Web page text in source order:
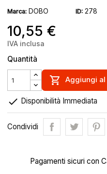
Marca: DOBO ID: 278
10,55 €
IVA inclusa
Quantità
 Aggiungi
 Disponibilità Immediata
Condividi
Pagamenti sicuri con